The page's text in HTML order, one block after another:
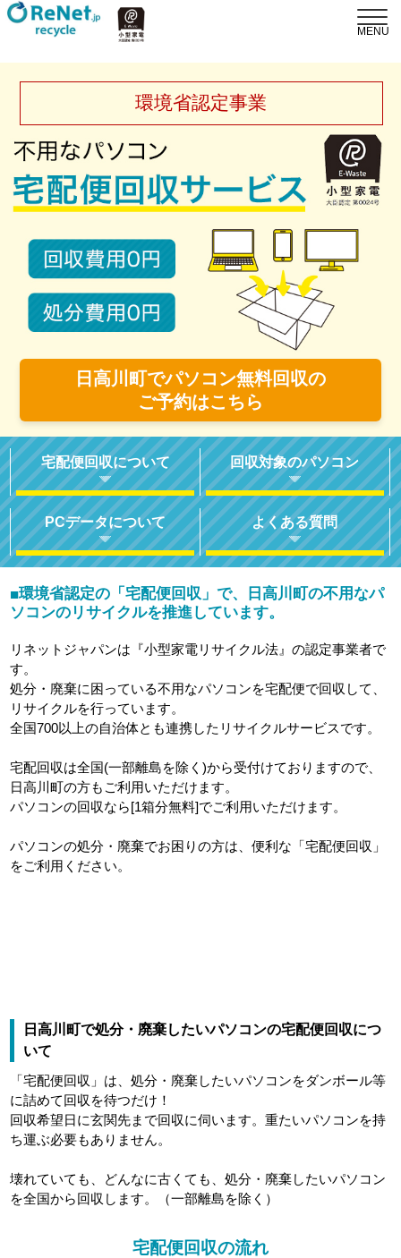
環境省認定事業
日高川町でパソコン無料回収の
ご予約はこちら
宅配便回収について 回収対象のパソコン
PCデータについて よくある質問
■環境省認定の「宅配便回収」で、日高川町の不用なパ
ソコンのリサイクルを推進しています。
リネットジャパンは『小型家電リサイクル法』の認定事業者で
す。
処分・廃棄に困っている不用なパソコンを宅配便で回収して、
リサイクルを行っています。
全国700以上の自治体とも連携したリサイクルサービスです。
宅配回収は全国(一部離島を除く)から受付けておりますので、
日高川町の方もご利用いただけます。
パソコンの回収なら[1箱分無料]でご利用いただけます。
パソコンの処分・廃棄でお困りの方は、便利な「宅配便回収」
をご利用ください。
日高川町で処分・廃棄したいパソコンの宅配便回収につ
いて
「宅配便回収」は、処分・廃棄したいパソコンをダンボール等
に詰めて回収を待つだけ！
回収希望日に玄関先まで回収に伺います。重たいパソコンを持
ち運ぶ必要もありません。
壊れていても、どんなに古くても、処分・廃棄したいパソコン
を全国から回収します。（一部離島を除く）
宅配便回収の流れ